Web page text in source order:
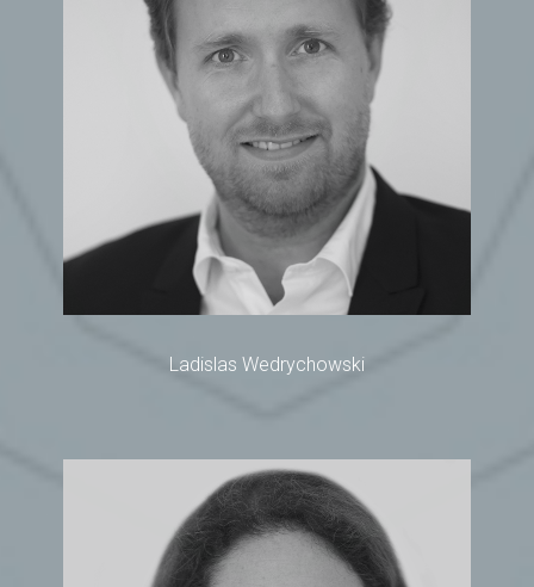
Ladislas Wedrychowski